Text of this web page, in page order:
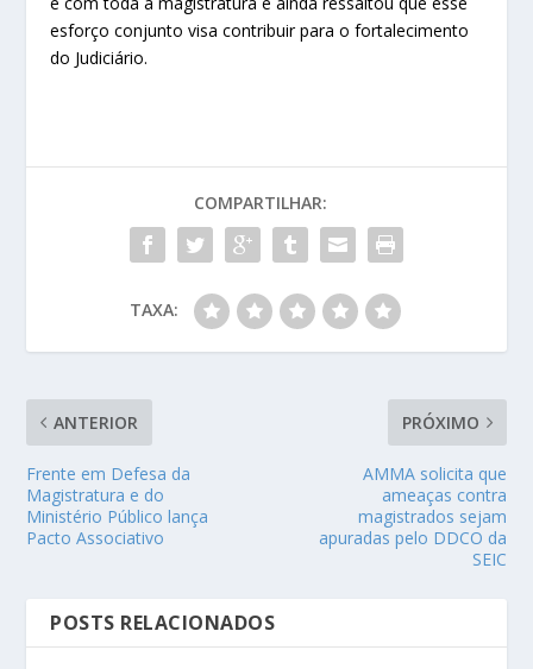
esforço conjunto visa contribuir para o fortalecimento
do Judiciário.
COMPARTILHAR:
TAXA:
ANTERIOR
Frente em Defesa da
Magistratura e do
Ministério Público lança
Pacto Associativo
PRÓXIMO
AMMA solicita que
ameaças contra
magistrados sejam
apuradas pelo DDCO da
SEIC
POSTS RELACIONADOS